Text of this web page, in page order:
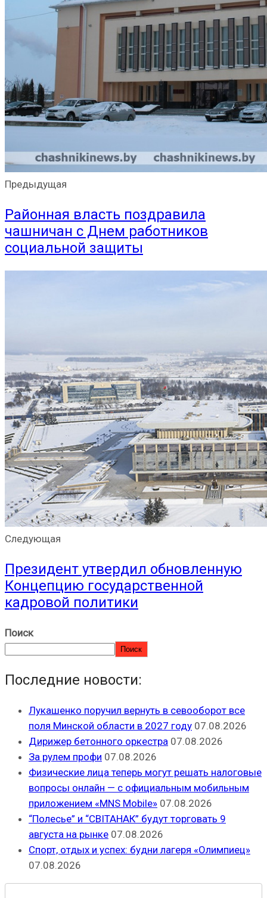
Предыдущая
Районная власть поздравила
чашничан с Днем работников
социальной защиты
Следующая
Президент утвердил обновленную
Концепцию государственной
кадровой политики
Поиск
Поиск
Последние новости:
Лукашенко поручил вернуть в севооборот все
поля Минской области в 2027 году 07.08.2026
Дирижер бетонного оркестра 07.08.2026
За рулем профи 07.08.2026
Физические лица теперь могут решать налоговые
вопросы онлайн — с официальным мобильным
приложением «MNS Mobile» 07.08.2026
“Полесье” и “СВІТАНАК” будут торговать 9
августа на рынке 07.08.2026
Спорт, отдых и успех: будни лагеря «Олимпиец»
07.08.2026